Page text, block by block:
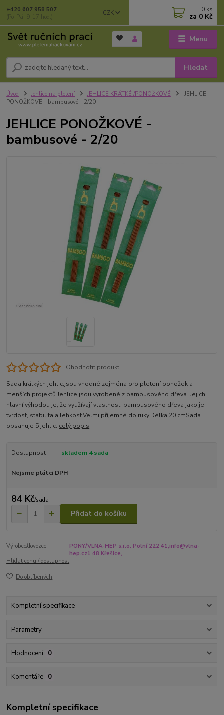
Menu
CZK
Hledat
+420 607 958 507
(Po-Pá, 9-17 hod.)
0 ks
za 0 Kč
Úvod Jehlice na pletení JEHLICE KRÁTKÉ /PONOŽKOVÉ
JEHLICE
PONOŽKOVÉ - bambusové - 2/20
JEHLICE PONOŽKOVÉ -
bambusové - 2/20
Ohodnotit produkt
Sada krátkých jehlic,jsou vhodné zejména pro pletení ponožek a
menších projektů.Jehlice jsou vyrobené z bambusového dřeva. Jejich
hlavní výhodou je, že využívají vlastnosti bambusového dřeva jako je
tvrdost, stabilita a lehkost.Velmi příjemné do ruky.Délka 20 cmSada
obsahuje 5 jehlic. celý popis
Dostupnost skladem 4 sada
Nejsme plátci DPH
84 Kč/sada
Přidat do košíku
Výrobce/dovozce:
PONY/VLNA-HEP s.r.o. Polní 222 41,info@vlna-
hep.cz1 48 Křešice,
Hlídat cenu / dostupnost
Do oblíbených
Kompletní specifikace
Parametry
Hodnocení 0
Komentáře 0
Kompletní specifikace